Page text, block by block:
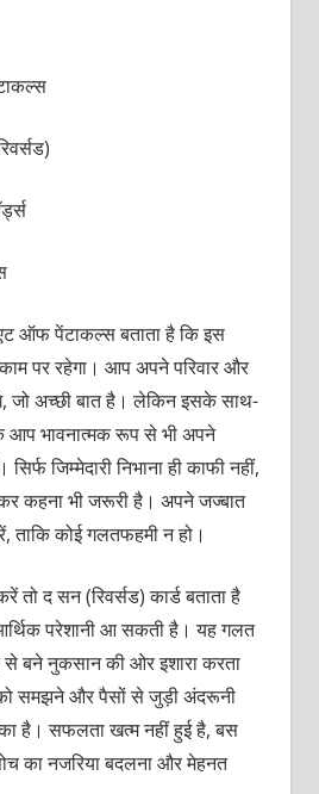
ऑफ पेंटाकल्स बताता है कि इस
पर रहेगा। आप अपने परिवार और
जो अच्छी बात है। लेकिन इसके साथ-
आप भावनात्मक रूप से भी अपने
जिम्मेदारी निभाना ही काफी नहीं,
कहना भी जरूरी है। अपने जज्बात
ताकि कोई गलतफहमी न हो।
तो द सन (रिवर्सड) कार्ड बताता है
परेशानी आ सकती है। यह गलत
से बने नुकसान की ओर इशारा करता
समझने और पैसों से जुड़ी अंदरूनी
है। सफलता खत्म नहीं हुई है, बस
का नजरिया बदलना और मेहनत